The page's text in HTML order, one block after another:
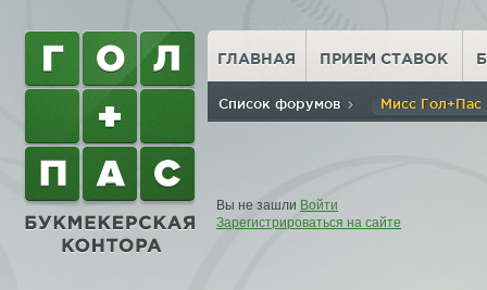
ГЛАВНАЯ ПРИЕМ СТАВОК
Список форумов Мисс Гол+Пас
Вы не зашли Войти
Зарегистрироваться на сайте